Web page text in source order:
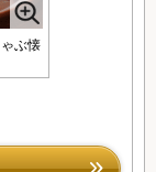
ぶ懐